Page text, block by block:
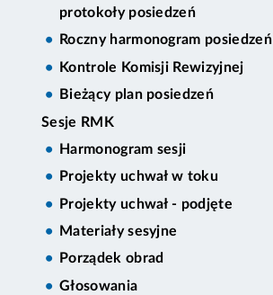
protokoły posiedzeń
Roczny harmonogram posiedzeń
Kontrole Komisji Rewizyjnej
Bieżący plan posiedzeń
Sesje RMK
Harmonogram sesji
Projekty uchwał w toku
Projekty uchwał - podjęte
Materiały sesyjne
Porządek obrad
Głosowania